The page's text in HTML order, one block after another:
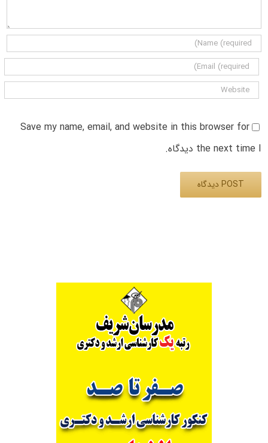
Save my name, email, and website in this browser for
the next time I دیدگاه.